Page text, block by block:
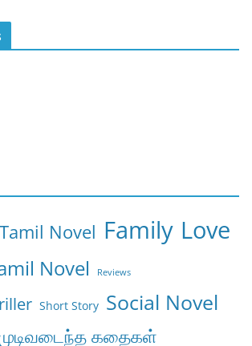
Novel Family Love
Novel Reviews
Short Story Social Novel
கதைகள்